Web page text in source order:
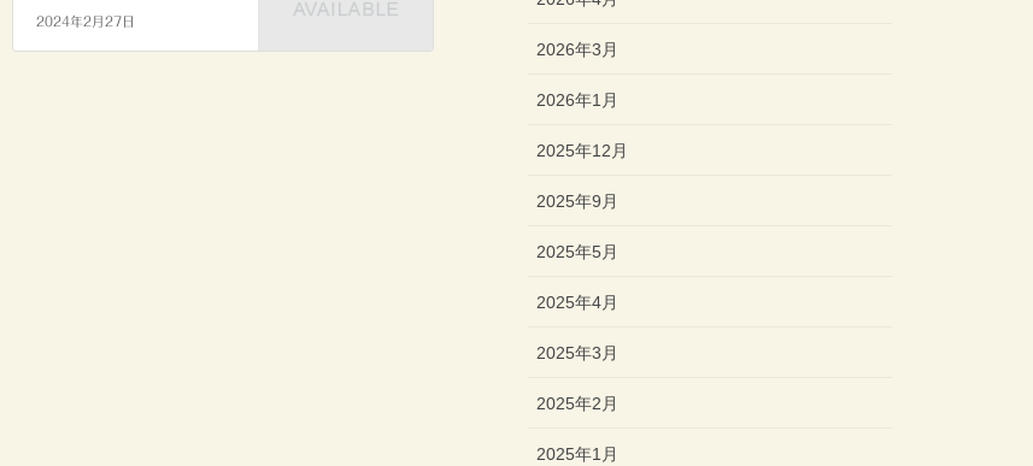
2024年2月27日
2026年3月
2026年1月
2025年12月
2025年9月
2025年5月
2025年4月
2025年3月
2025年2月
2025年1月